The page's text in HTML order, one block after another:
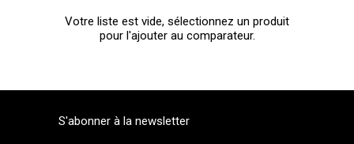
Votre liste est vide, sélectionnez un produit
pour l'ajouter au comparateur.
S'abonner à la newsletter